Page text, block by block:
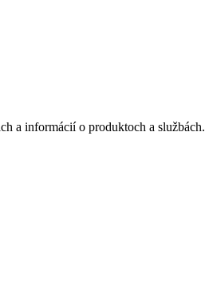
a informácií o produktoch a službách.